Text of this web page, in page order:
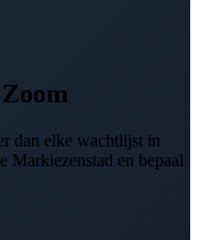
dan elke wachtlijst in
Markiezenstad en bepaal